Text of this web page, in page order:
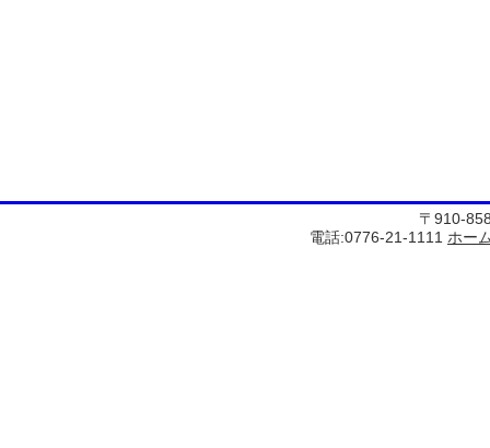
〒910-
電話:0776-21-1111 ホー